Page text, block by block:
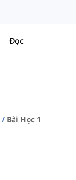
Đọc
Bài Học 1